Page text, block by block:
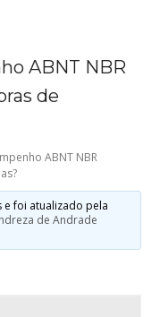
ABNT NBR
de
ABNT NBR
e foi atualizado pela
de Andrade